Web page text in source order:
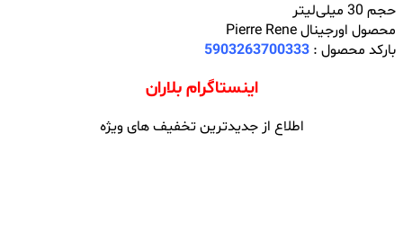
حجم 30 میلی‌لیتر
محصول اورجینال Pierre Rene
بارکد محصول : 5903263700333
اینستاگرام بلاران
اطلاع از جدیدترین تخفیف های ویژه